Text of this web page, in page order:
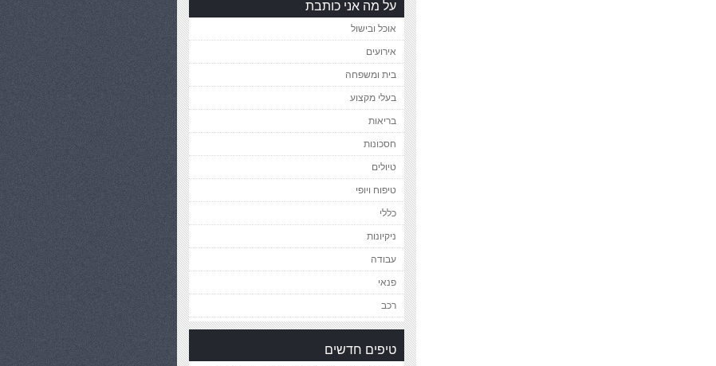
על מה אני כותבת
אוכל ובישול
אירועים
בית ומשפחה
בעלי מקצוע
בריאות
חסכונות
טיולים
טיפוח ויופי
כללי
ניקיונות
עבודה
פנאי
רכב
טיפים חדשים